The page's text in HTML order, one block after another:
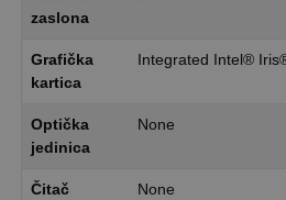
zaslona
Grafička
kartica
Integrated Intel®
Optička
jedinica
None
Čitač
None